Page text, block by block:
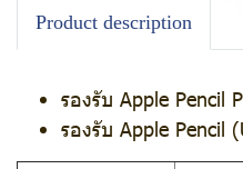
Product description
รองรับ Apple Pencil
รองรับ Apple Pencil